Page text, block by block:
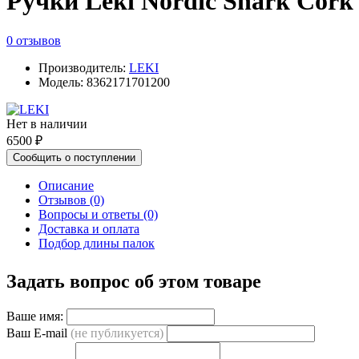
0 отзывов
Производитель: LEKI
Модель: 8362171701200
Нет в наличии
6500 ₽
Сообщить о поступлении
Описание
Отзывов (0)
Вопросы и ответы (0)
Доставка и оплата
Подбор длины палок
Задать вопрос об этом товаре
Ваше имя:
Ваш E-mail (не публикуется)